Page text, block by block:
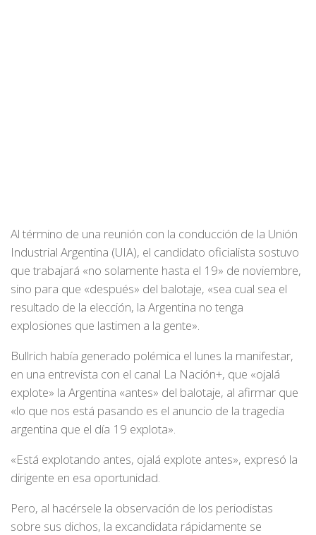
Al término de una reunión con la conducción de la Unión
Industrial Argentina (UIA), el candidato oficialista sostuvo
que trabajará «no solamente hasta el 19» de noviembre,
sino para que «después» del balotaje, «sea cual sea el
resultado de la elección, la Argentina no tenga
explosiones que lastimen a la gente».
Bullrich había generado polémica el lunes la manifestar,
en una entrevista con el canal La Nación+, que «ojalá
explote» la Argentina «antes» del balotaje, al afirmar que
«lo que nos está pasando es el anuncio de la tragedia
argentina que el día 19 explota».
«Está explotando antes, ojalá explote antes», expresó la
dirigente en esa oportunidad.
Pero, al hacérsele la observación de los periodistas
sobre sus dichos, la excandidata rápidamente se